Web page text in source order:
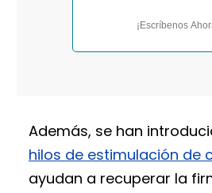
¡Escríbenos
Además, se han
hilos de estimulación de
ayudan a recuperar la